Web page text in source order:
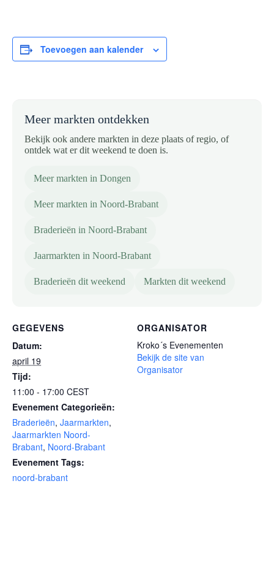
Toevoegen aan kalender
Meer markten ontdekken
Bekijk ook andere markten in deze plaats of regio, of
ontdek wat er dit weekend te doen is.
Meer markten in Dongen
Meer markten in Noord-Brabant
Braderieën in Noord-Brabant
Jaarmarkten in Noord-Brabant
Braderieën dit weekend Markten dit weekend
GEGEVENS
Datum:
april 19
Tijd:
11:00 - 17:00 CEST
Evenement Categorieën:
Braderieën, Jaarmarkten,
Jaarmarkten Noord-
Brabant, Noord-Brabant
Evenement Tags:
noord-brabant
ORGANISATOR
Kroko´s Evenementen
Bekijk de site van
Organisator